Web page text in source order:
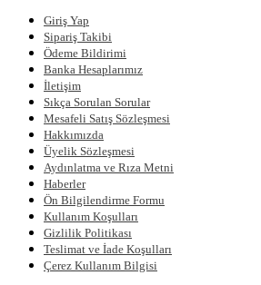
Giriş Yap
Sipariş Takibi
Ödeme Bildirimi
Banka Hesaplarımız
İletişim
Sıkça Sorulan Sorular
Mesafeli Satış Sözleşmesi
Hakkımızda
Üyelik Sözleşmesi
Aydınlatma ve Rıza Metni
Haberler
Ön Bilgilendirme Formu
Kullanım Koşulları
Gizlilik Politikası
Teslimat ve İade Koşulları
Çerez Kullanım Bilgisi